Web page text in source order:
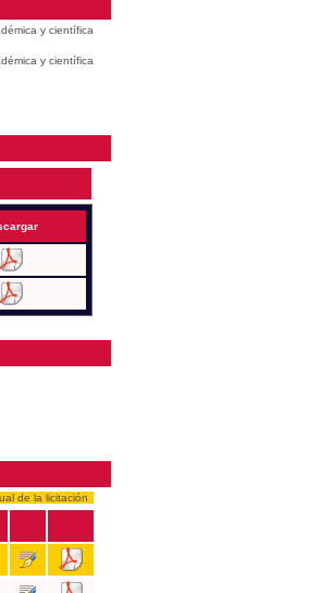
y científica
y científica
de la licitación